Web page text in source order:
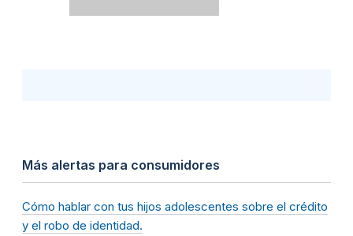
Más alertas para consumidores
Cómo hablar con tus hijos adolescentes sobre el crédito
y el robo de identidad.